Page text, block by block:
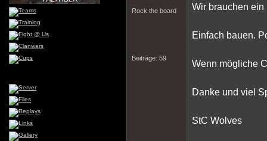
Rock the board
Beiträge: 59
Wir brauchen ein
Einfach bauen.
Wenn mögliche
Danke und viel
StC Wolves